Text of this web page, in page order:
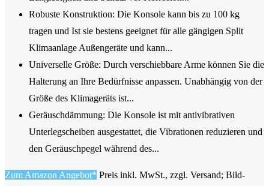
Robuste Konstruktion: Die Konsole kann bis zu 100 kg
tragen und Ist sie bestens geeignet für alle gängigen Split
Klimaanlage Außengeräte und kann...
Universelle Größe: Durch verschiebbare Arme können Sie die
Halterung an Ihre Bedürfnisse anpassen. Unabhängig von der
Größe des Klimageräts ist...
Geräuschdämmung: Die Konsole ist mit antivibrativen
Unterlegscheiben ausgestattet, die Vibrationen reduzieren und
den Geräuschpegel während des...
Zum Amazon Angebot* Preis inkl. MwSt., zzgl. Versand; Bild-